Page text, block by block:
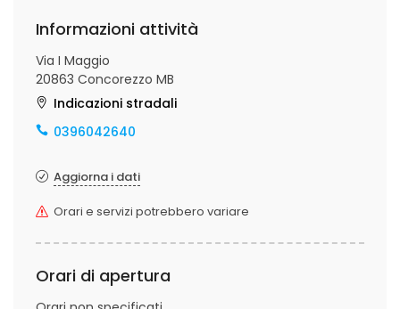
Informazioni attività
Via I Maggio
20863 Concorezzo MB
Indicazioni stradali
0396042640
Aggiorna i dati
Orari e servizi potrebbero variare
Orari di apertura